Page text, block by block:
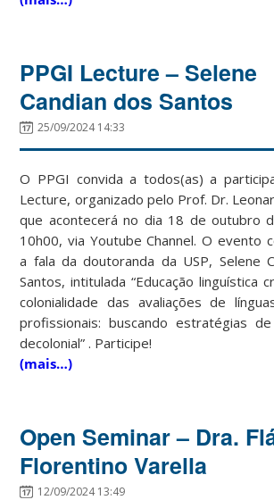
PPGI Lecture – Selene
Candian dos Santos
25/09/2024 14:33
O PPGI convida a todos(as) a
Lecture, organizado pelo Prof. Dr.
que acontecerá no dia 18 de outubro
10h00, via Youtube Channel. O evento
a fala da doutoranda da USP, Selene
Santos, intitulada “Educação linguística
colonialidade das avaliações de
profissionais: buscando estratégias
decolonial” . Participe!
(mais…)
Open Seminar – Dra.
Florentino Varella
12/09/2024 13:49